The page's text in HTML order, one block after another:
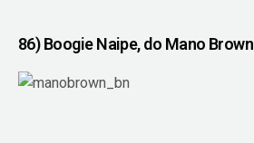
86) Boogie Naipe, do Mano Brown